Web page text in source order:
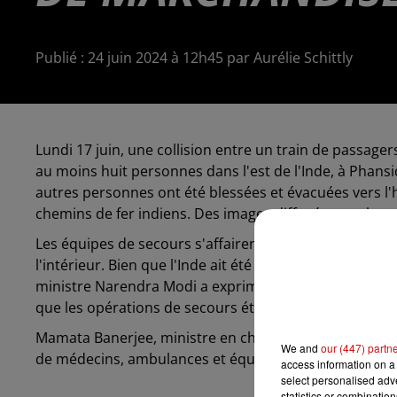
Publié : 24 juin 2024 à 12h45 par Aurélie Schittly
Lundi 17 juin, une collision entre un train de
au moins huit personnes dans l'est de l'Inde, à
autres personnes ont été blessées et évacuées vers
chemins de fer indiens. Des images diffusées par les
Les équipes de secours s'affairent à fouiller les
l'intérieur. Bien que l'Inde ait été le théâtre de
ministre Narendra Modi a exprimé ses
que les opérations de secours étaient en cours.
Mamata Banerjee, ministre en chef du Bengale
de médecins, ambulances et équipes de secourssur
We and our (447)
access information on
select personalised